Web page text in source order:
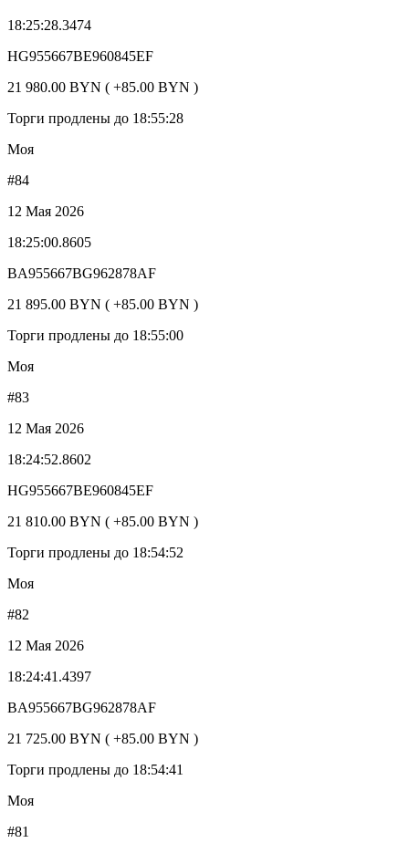
18:25:28.3474
HG955667BE960845EF
21 980.00 BYN ( +85.00 BYN )
Торги продлены до 18:55:28
Моя
#84
12 Мая 2026
18:25:00.8605
BA955667BG962878AF
21 895.00 BYN ( +85.00 BYN )
Торги продлены до 18:55:00
Моя
#83
12 Мая 2026
18:24:52.8602
HG955667BE960845EF
21 810.00 BYN ( +85.00 BYN )
Торги продлены до 18:54:52
Моя
#82
12 Мая 2026
18:24:41.4397
BA955667BG962878AF
21 725.00 BYN ( +85.00 BYN )
Торги продлены до 18:54:41
Моя
#81